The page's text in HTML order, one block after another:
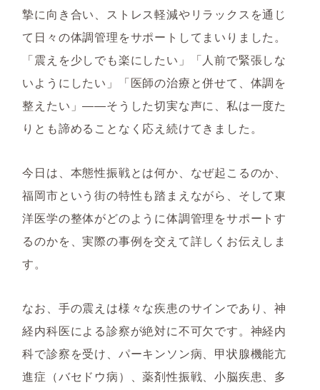
摯に向き合い、ストレス軽減やリラックスを通じ
て日々の体調管理をサポートしてまいりました。
「震えを少しでも楽にしたい」「人前で緊張しな
いようにしたい」「医師の治療と併せて、体調を
整えたい」――そうした切実な声に、私は一度た
りとも諦めることなく応え続けてきました。
今日は、本態性振戦とは何か、なぜ起こるのか、
福岡市という街の特性も踏まえながら、そして東
洋医学の整体がどのように体調管理をサポートす
るのかを、実際の事例を交えて詳しくお伝えしま
す。
なお、手の震えは様々な疾患のサインであり、神
経内科医による診察が絶対に不可欠です。神経内
科で診察を受け、パーキンソン病、甲状腺機能亢
進症（バセドウ病）、薬剤性振戦、小脳疾患、多